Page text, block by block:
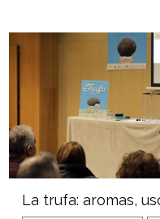
La trufa: aromas,